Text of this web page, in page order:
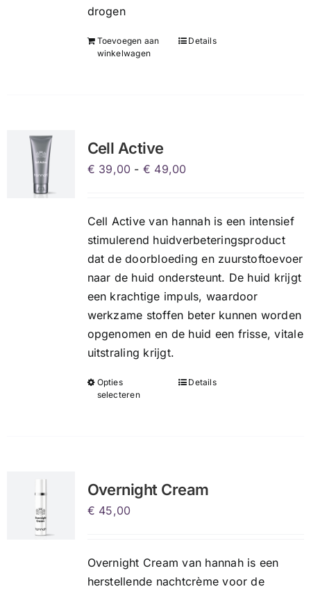
drogen
Toevoegen aan
winkelwagen
Details
Cell Active
€ 39,00 - € 49,00
€ 49,00
Cell Active van hannah is een intensief
stimulerend huidverbeteringsproduct
dat de doorbloeding en zuurstoftoevoer
naar de huid ondersteunt. De huid krijgt
een krachtige impuls, waardoor
werkzame stoffen beter kunnen worden
opgenomen en de huid een frisse, vitale
uitstraling krijgt.
Opties
selecteren
Dit
optie
Details
Overnight Cream
€ 45,00
Overnight Cream van hannah is een
herstellende nachtcrème voor de